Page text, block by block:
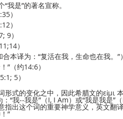
我是”的著名宣称。
）
）
9）
）
本译为：“复活在我，生命也在我。”
”（约14:6）
5）
式的变化之中，因此希腊文的εἰμι
：“我--我是”（I, I Am）或“我是我是
指出这个词的重要神学意义，英文翻
”